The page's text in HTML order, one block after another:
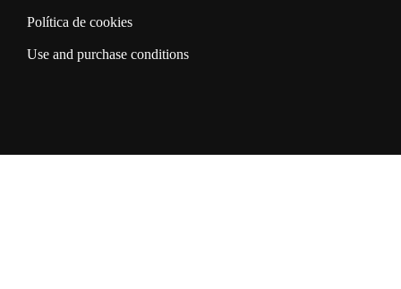
Política de cookies
Use and purchase conditions